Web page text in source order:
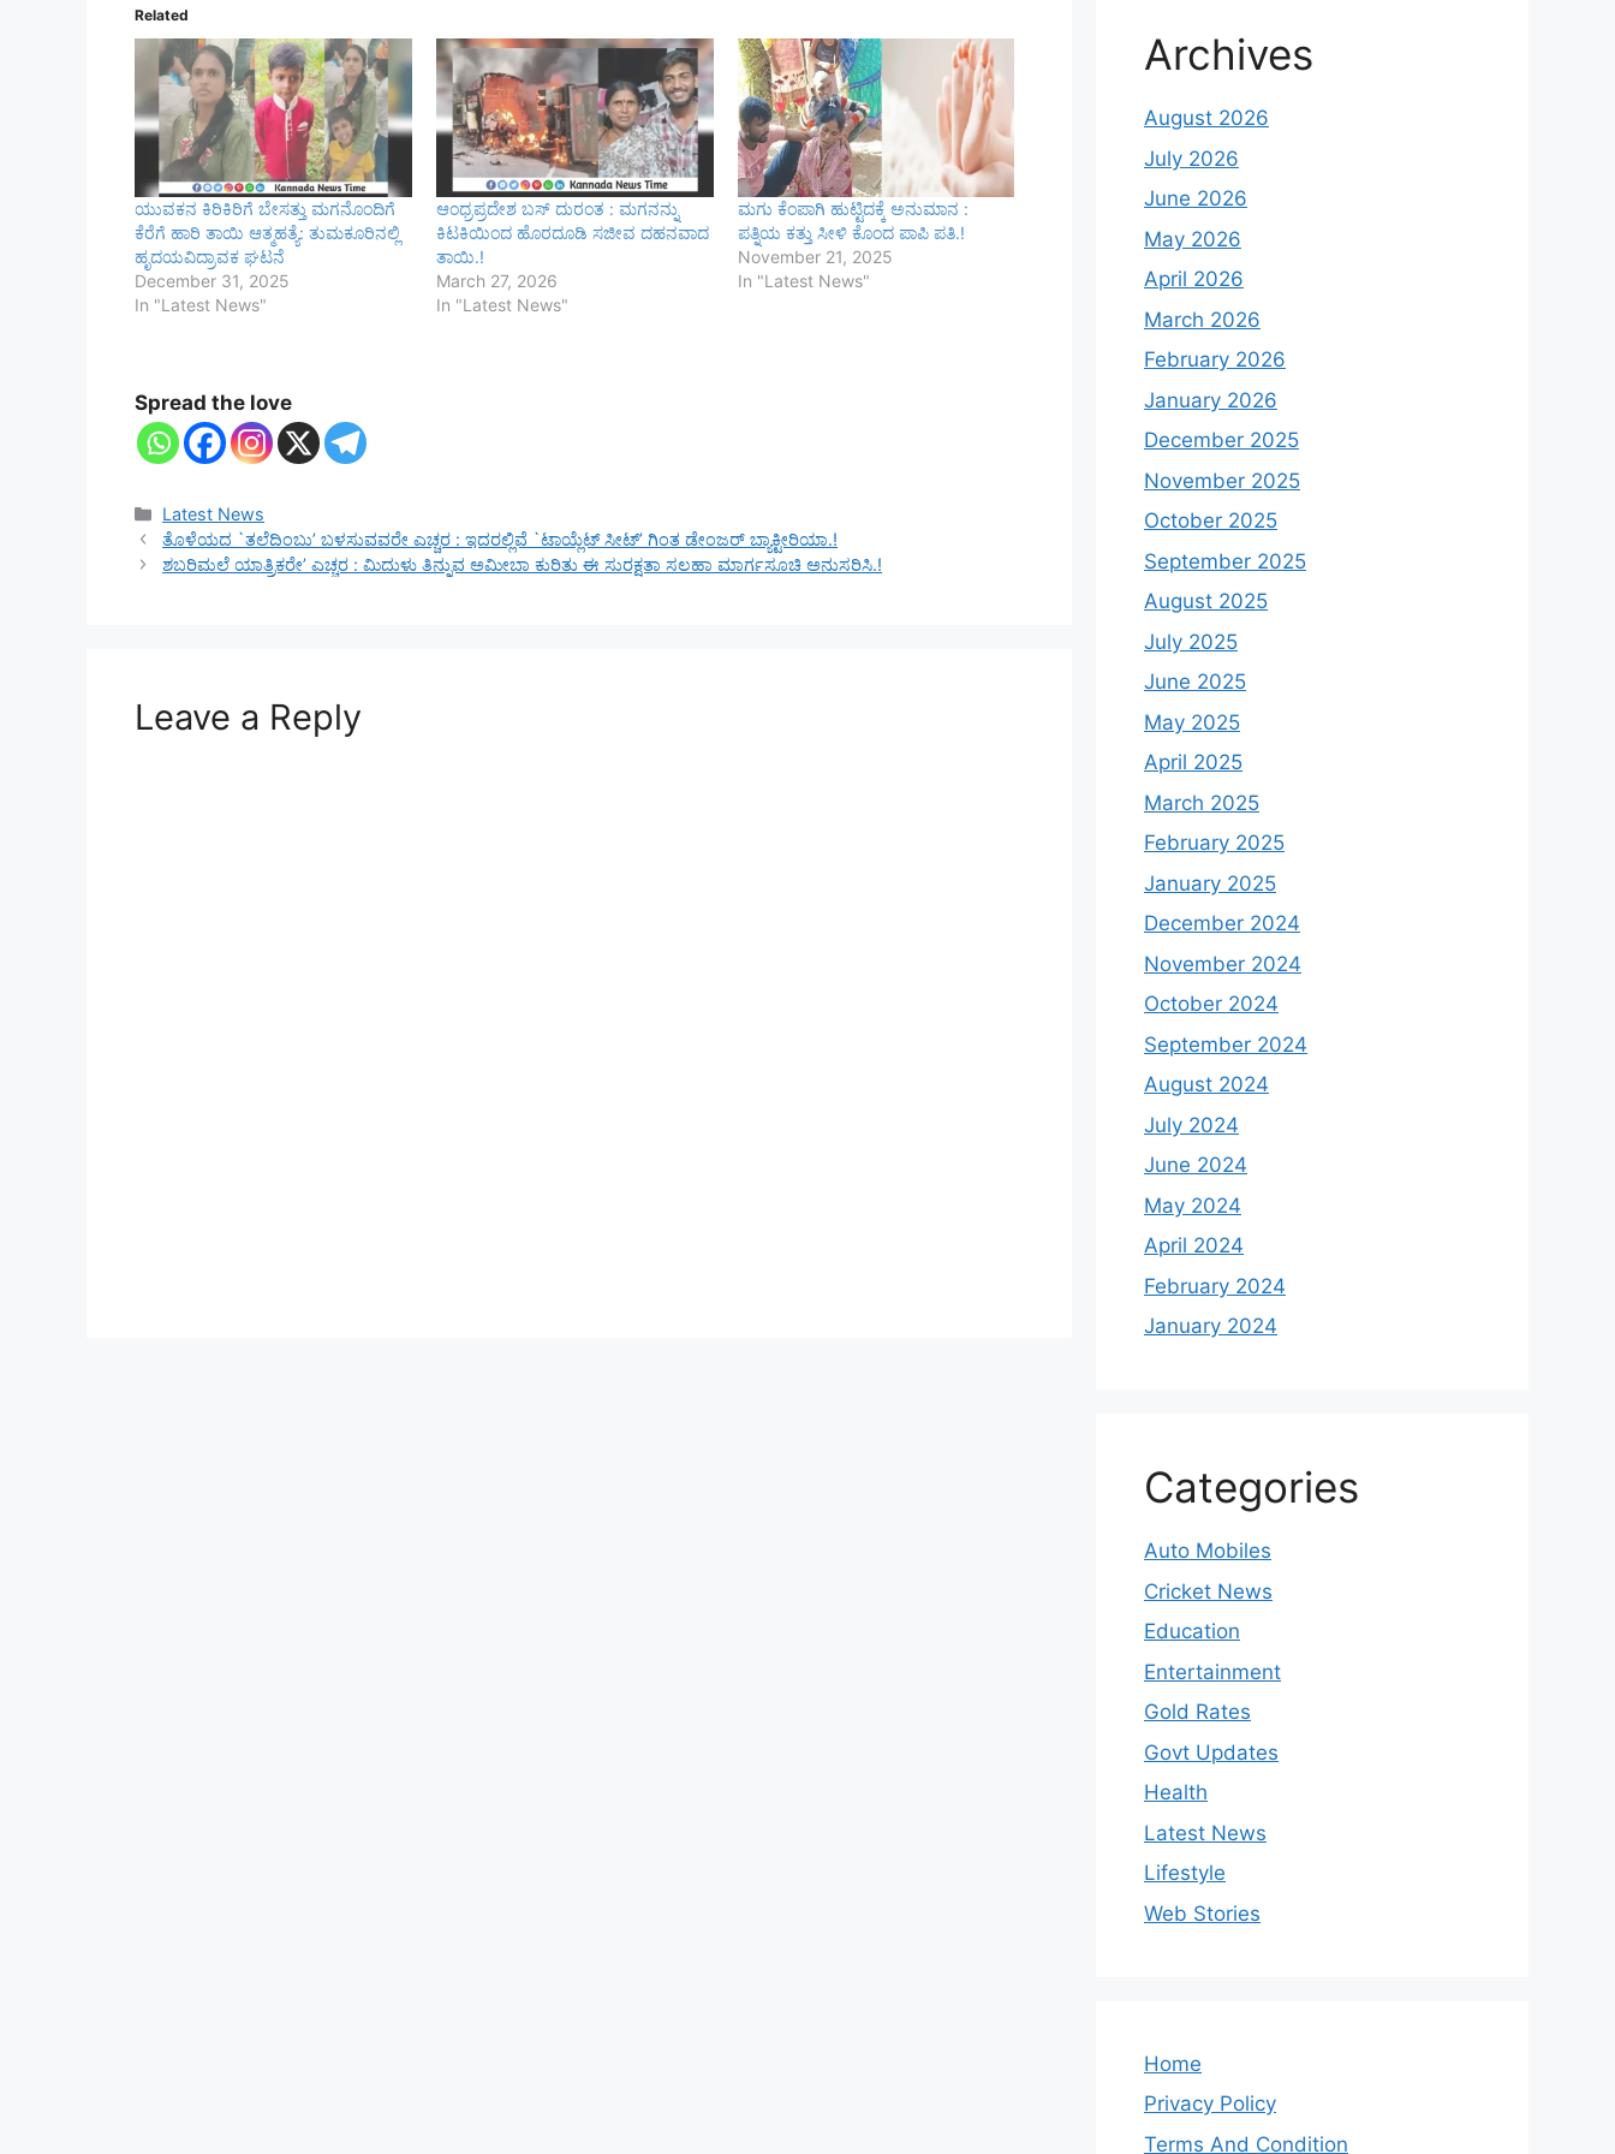
Related
ಯುವಕನ ಕಿರಿಕಿರಿಗೆ ಬೇಸತ್ತು ಮಗನೊಂದಿಗೆ
ಕೆರೆಗೆ ಹಾರಿ ತಾಯಿ ಆತ್ಮಹತ್ಯೆ: ತುಮಕೂರಿನಲ್ಲಿ
ಹೃದಯವಿದ್ರಾವಕ ಘಟನೆ
December 31, 2025
In "Latest News"
ಆಂಧ್ರಪ್ರದೇಶ ಬಸ್‌ ದುರಂತ : ಮಗನನ್ನು
ಕಿಟಕಿಯಿಂದ ಹೊರದೂಡಿ ಸಜೀವ ದಹನವಾದ
ತಾಯಿ.!
March 27, 2026
In "Latest News"
ಮಗು ಕೆಂಪಾಗಿ ಹುಟ್ಟಿದಕ್ಕೆ ಅನುಮಾನ :
ಪತ್ನಿಯ ಕತ್ತು ಸೀಳಿ ಕೊಂದ ಪಾಪಿ ಪತಿ.!
November 21, 2025
In "Latest News"
Spread the love
Categories
Latest News
ತೊಳೆಯದ `ತಲೆದಿಂಬು’ ಬಳಸುವವರೇ ಎಚ್ಚರ : ಇದರಲ್ಲಿವೆ `ಟಾಯ್ಲೆಟ್ ಸೀಟ್’ ಗಿಂತ ಡೇಂಜರ್ ಬ್ಯಾಕ್ಟೀರಿಯಾ.!
ಶಬರಿಮಲೆ ಯಾತ್ರಿಕರೇ’ ಎಚ್ಚರ : ಮಿದುಳು ತಿನ್ನುವ ಅಮೀಬಾ ಕುರಿತು ಈ ಸುರಕ್ಷತಾ ಸಲಹಾ ಮಾರ್ಗಸೂಚಿ ಅನುಸರಿಸಿ.!
Leave a Reply
Archives
August 2026
July 2026
June 2026
May 2026
April 2026
March 2026
February 2026
January 2026
December 2025
November 2025
October 2025
September 2025
August 2025
July 2025
June 2025
May 2025
April 2025
March 2025
February 2025
January 2025
December 2024
November 2024
October 2024
September 2024
August 2024
July 2024
June 2024
May 2024
April 2024
February 2024
January 2024
Categories
Auto Mobiles
Cricket News
Education
Entertainment
Gold Rates
Govt Updates
Health
Latest News
Lifestyle
Web Stories
Home
Privacy Policy
Terms And Condition